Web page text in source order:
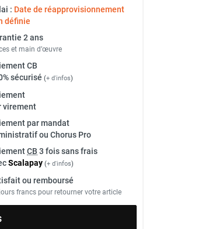
: Date de réapprovisionnement
définie
2 ans
et main d’œuvre
CB
sécurisé (+ d'infos)
virement
par mandat
ou Chorus Pro
CB 3 fois sans frais
Scalapay (+ d'infos)
ou remboursé
francs pour retourner votre article